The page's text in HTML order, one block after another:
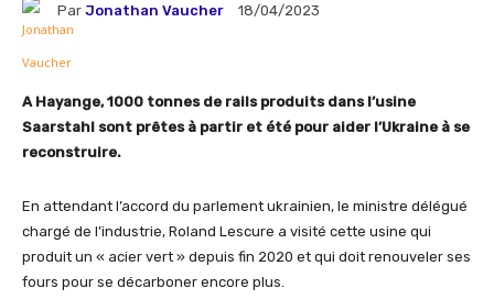
Par Jonathan Vaucher 18/04/2023
A Hayange, 1000 tonnes de rails produits dans l’usine
Saarstahl sont prêtes à partir et été pour aider l’Ukraine à se
reconstruire.
En attendant l’accord du parlement ukrainien, le ministre délégué
chargé de l’industrie, Roland Lescure a visité cette usine qui
produit un « acier vert » depuis fin 2020 et qui doit renouveler ses
fours pour se décarboner encore plus.